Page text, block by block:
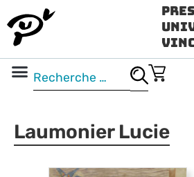
Laumonier Lucie